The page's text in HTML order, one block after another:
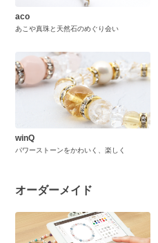
aco
あこや真珠と天然石のめぐり会い
winQ
パワーストーンをかわいく、楽しく
オーダーメイド